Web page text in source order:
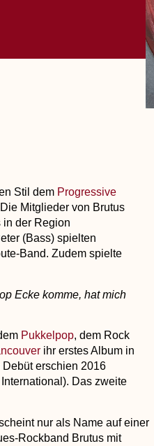
Stil dem Progressive
Mitglieder von Brutus
in der Region
(Bass) spielten
Band. Zudem spielte
Ecke komme, hat mich
Pukkelpop, dem Rock
ihr erstes Album in
erschien 2016
Das zweite
nur als Name auf einer
Rockband Brutus mit